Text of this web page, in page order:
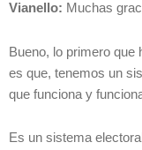
Vianello: Muchas
Bueno, lo primero
es que, tenemos un
que funciona y
Es un sistema